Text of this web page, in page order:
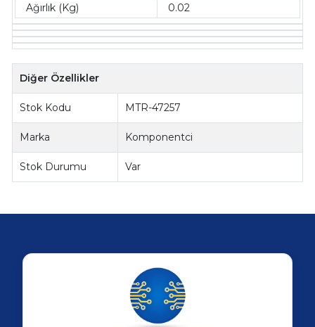
Ağırlık (Kg) 0.02
Diğer Özellikler
Stok Kodu MTR-47257
Marka Komponentci
Stok Durumu Var